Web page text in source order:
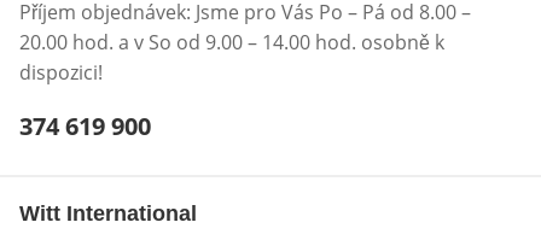
Příjem objednávek: Jsme pro Vás Po – Pá od 8.00 –
20.00 hod. a v So od 9.00 – 14.00 hod. osobně k
dispozici!
Telefonní číslo:
374 619 900
Witt International